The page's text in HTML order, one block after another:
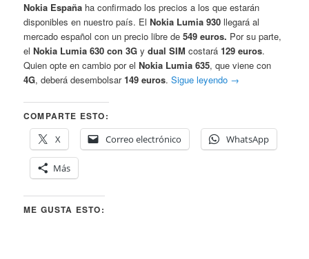
Nokia España ha confirmado los precios a los que estarán
disponibles en nuestro país. ElNokia Lumia 930 llegará al
mercado español con un precio libre de549 euros. Por su parte,
el Nokia Lumia 630 con 3G ydual SIM costará129 euros.
Quien opte en cambio por elNokia Lumia 635, que viene con
4G, deberá desembolsar149 euros.Sigue leyendo →
COMPARTE ESTO:
X
Correo electrónico WhatsApp
Más
ME GUSTA ESTO: